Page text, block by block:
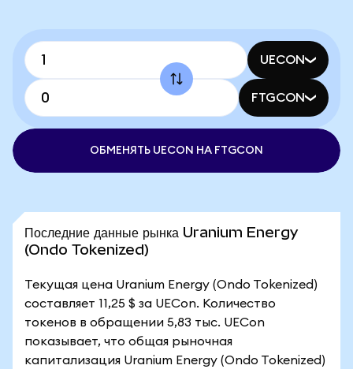
UECON
FTGCON
ОБМЕНЯТЬ UECON НА FTGCON
Последние данные рынка Uranium Energy
(Ondo Tokenized)
Текущая цена Uranium Energy (Ondo Tokenized)
составляет 11,25 $ за UECon. Количество
токенов в обращении 5,83 тыс. UECon
показывает, что общая рыночная
капитализация Uranium Energy (Ondo Tokenized)